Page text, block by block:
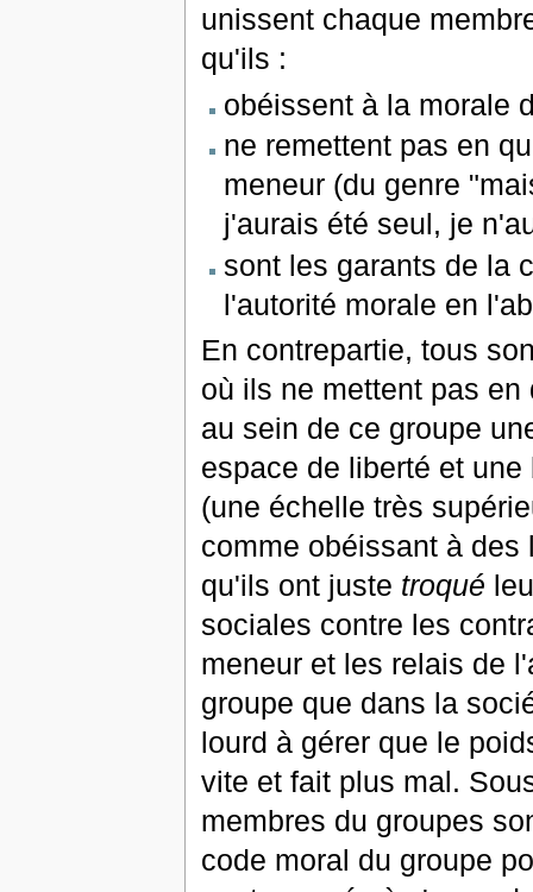
unissent chaque
qu'ils :
obéissent à la morale
ne remettent pas en
meneur (du genre
j'aurais été seul, je
sont les garants de la
l'autorité morale en
En contrepartie, tous
où ils ne mettent pas
au sein de ce groupe
espace de liberté et
(une échelle très
comme obéissant à
qu'ils ont juste troqué
sociales contre les
meneur et les relais de
groupe que dans la
lourd à gérer que le
vite et fait plus mal.
membres du groupes
code moral du groupe